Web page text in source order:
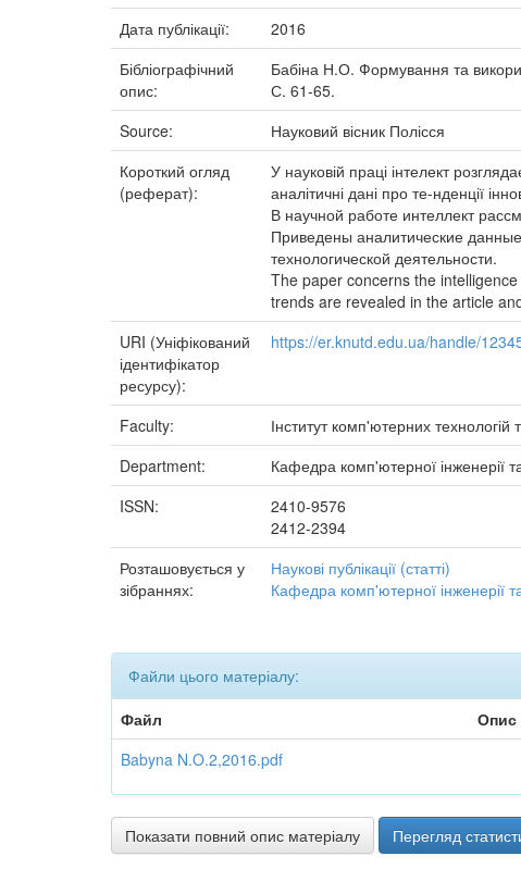
Дата публікації:
2016
Бібліографічний
опис:
Бабіна Н.О. Формування та
С. 61-65.
Source:
Науковий вісник Полісся
Короткий огляд
(реферат):
У науковій праці інтелект
аналітичні дані про те-нденції
В научной работе интеллект
Приведены аналитические
технологической деятельности.
The paper concerns the
trends are revealed in the article
URI (Уніфікований
ідентифікатор
ресурсу):
https://er.knutd.edu.ua/handle/
Faculty:
Інститут комп'ютерних технологій
Department:
Кафедра комп'ютерної інженерії
ISSN:
2410-9576
2412-2394
Розташовується у
зібраннях:
Наукові публікації (статті)
Кафедра комп'ютерної інженерії
Файли цього матеріалу:
Файл
Опис
Babyna N.O.2,2016.pdf
Показати повний опис матеріалу Перегляд